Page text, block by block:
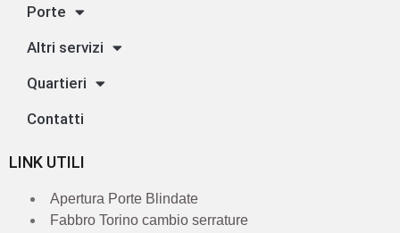
Porte
Altri servizi
Quartieri
Contatti
LINK UTILI
Apertura Porte Blindate
Fabbro Torino cambio serrature